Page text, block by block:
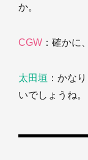
か。
CGW ：確かに
太田垣 ：かな
いでしょうね。